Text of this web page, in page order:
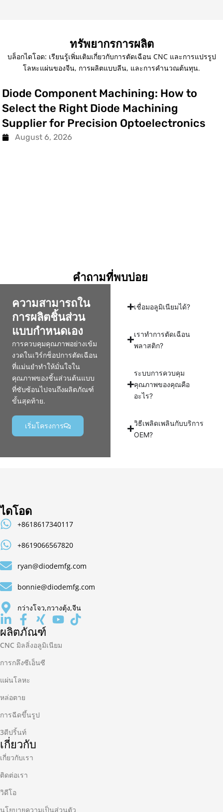
ทรัพยากรการผลิต
บล็อกไดโอด: เรียนรู้เพิ่มเติมเกี่ยวกับการตัดเฉือน CNC และการแปรรูป
โลหะแผ่นของจีน, การผลิตแบบลีน, และการคำนวณต้นทุน.
Diode Component Machining: How to
Select the Right Diode Machining
Supplier for Precision Optoelectronics
August 6, 2026
คำถามที่พบบ่อย
ความสามารถใน
การผลิตชิ้นส่วน
แบบกำหนดเอง
การควบคุมคุณภาพอย่างเข้ม
งวดในเวิร์กช็อปการตัดเฉือน
ที่แม่นยำทำให้มั่นใจใน
คุณภาพของชิ้นส่วนต้นแบบ
ที่ซับซ้อนไปจนถึงผลิตภัณฑ์
ขั้นสุดท้าย.
เริ่มโครงการ
เชื่อมอลูมิเนียมได้?
เราทำการตัดเฉือน
พลาสติก?
ระบบการควบคุม
คุณภาพของคุณคือ
อะไร?
วิธีเพลิดเพลินกับบริการ
OEM?
ไดโอด
+8618617340117
+8619066567820
ryan@diodemfg.com
bonnie@diodemfg.com
กว่างโจว,กวางตุ้ง,จีน
ผลิตภัณฑ์
CNC มิลลิ่งอลูมิเนียม
การกลึงซีเอ็นซี
แผ่นโลหะ
หล่อตาย
การฉีดขึ้นรูป
3ดีปริ้นท์
เกี่ยวกับ
เกี่ยวกับเรา
ติดต่อเรา
วิดีโอ
นโยบายความเป็นส่วนตัว